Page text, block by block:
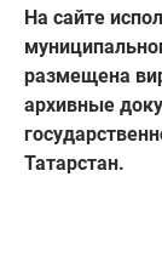
На сайте
размещена
архивные
Татарстан.